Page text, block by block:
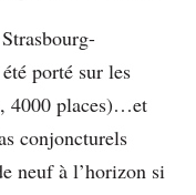
porté sur les
4000 places)…et
conjoncturels
neuf à l’horizon si